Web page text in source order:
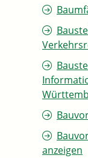
anzeigen